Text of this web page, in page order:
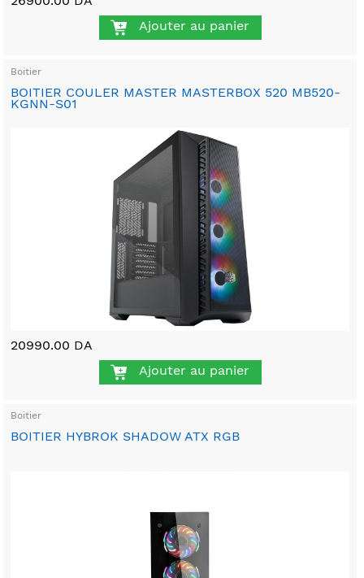
Ajouter au panier
Boitier
BOITIER COULER MASTER MASTERBOX 520 MB520-
KGNN-S01
20990.00 DA
Ajouter au panier
Boitier
BOITIER HYBROK SHADOW ATX RGB